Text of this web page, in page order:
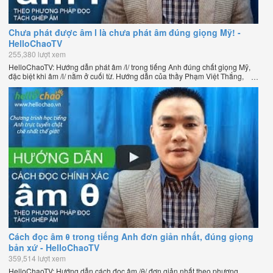
Chưa phát được âm l là chưa phát âm đúng giọng Mỹ! -
HelloChaoTV
255,380 lượt xem
HelloChaoTV: Hướng dẫn phát âm /l/ trong tiếng Anh đúng chất giọng Mỹ,
đặc biệt khi âm /l/ nằm ở cuối từ. Hướng dẫn của thầy Phạm Việt Thắng,
đồng sáng lập HelloChao.vn - Chương trình dạy tiếng Anh trực tuyến chặt
chẽ nhất thế giới.
Cách đọc âm θ trong tiếng Anh đơn giản nhất, đúng giọng
bản xứ - HelloChaoTV
359,514 lượt xem
HelloChaoTV: Hướng dẫn cách đọc âm /θ/ đơn giản nhất theo phương